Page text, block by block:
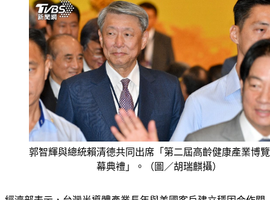
郭智輝與總統賴清德共同出席「第二屆高齡健康產業博
幕典禮」。（圖／胡瑞麒攝）